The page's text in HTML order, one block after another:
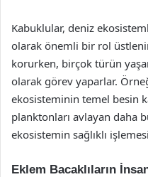
Kabuklular, deniz
olarak önemli bir rol
korurken, birçok türün
olarak görev yaparlar.
ekosisteminin temel besin
planktonları avlayan daha
ekosistemin sağlıklı
Eklem Bacaklıların